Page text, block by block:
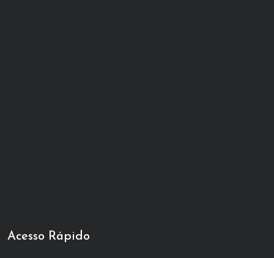
Acesso Rápido